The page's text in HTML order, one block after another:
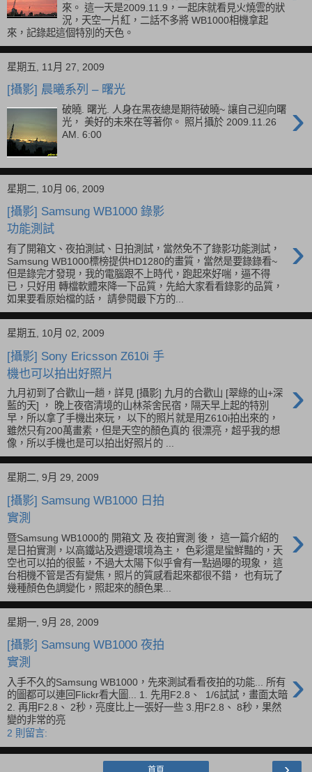
每天早上起床第一件事就是望著窗外的天空，窗外的
天空影響了我一天的心情， 我也喜歡觀察充滿豐富
變化的早晨，遇到比較特別的景象總是會將它記錄下
來。 這一天是2009.11.9，一起床就看見火燒雲的狀
況，天空一片紅，二話不多將 WB1000相機拿起
來，記錄起這個特別的天色。
星期五, 11月 27, 2009
[攝影] 晨曦系列 – 曙光
›
AM. 6:00
星期二, 10月 06, 2009
[攝影] Samsung WB1000 錄影
功能測試
有了開箱文、夜拍測試、日拍測試，當然免不了錄影功能測試，
Samsung WB1000標榜提供HD1280的畫質，當然是要錄錄看~
但是錄完才發現，我的電腦跟不上時代，跑起來好喘，逼不得
如果要看原始檔的話， 請參閱最下方的...
星期五, 10月 02, 2009
[攝影] Sony Ericsson Z610i 手
機也可以拍出好照片
九月初到了合歡山一趟，詳見 [攝影] 九月的合歡山 [翠綠的山+深
藍的天] ， 晚上夜宿清境的山林茶舍民宿，隔天早上起的特別
早，所以拿了手機出來玩， 以下的照片就是用Z610i拍出來的，
像，所以手機也是可以拍出好照片的 ...
星期二, 9月 29, 2009
[攝影] Samsung WB1000 日拍
實測
暨Samsung WB1000的 開箱文 及 夜拍實測 後， 這一篇介紹的
是日拍實測，以高鐵站及週邊環境為主， 色彩還是蠻鮮豔的，天
空也可以拍的很藍，不過大太陽下似乎會有一點過曝的現象， 這
台相機不管是否有變焦，照片的質感看起來都很不錯， 也有玩了
幾種顏色色調變化，照起來的顏色果...
星期一, 9月 28, 2009
[攝影] Samsung WB1000 夜拍
實測
入手不久的Samsung WB1000，先來測試看看夜拍的功能... 所有
的圖都可以連回Flickr看大圖... 1. 先用F2.8、 1/6試試，畫面太暗
變的非常的亮